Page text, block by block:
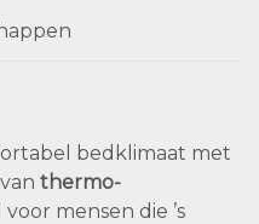
bedklimaat met
thermo-
voor mensen die ’s